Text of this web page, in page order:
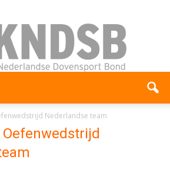
Nederlandse team